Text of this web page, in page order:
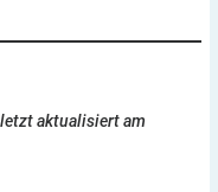
aktualisiert am